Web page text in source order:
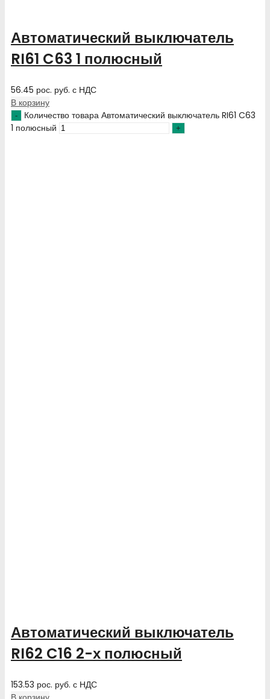
Автоматический выключатель
RI61 C63 1 полюсный
56.45 рос. руб. с НДС
В корзину
Количество товара Автоматический выключатель RI61 C63
1 полюсный
Автоматический выключатель
RI62 C16 2-х полюсный
153.53 рос. руб. с НДС